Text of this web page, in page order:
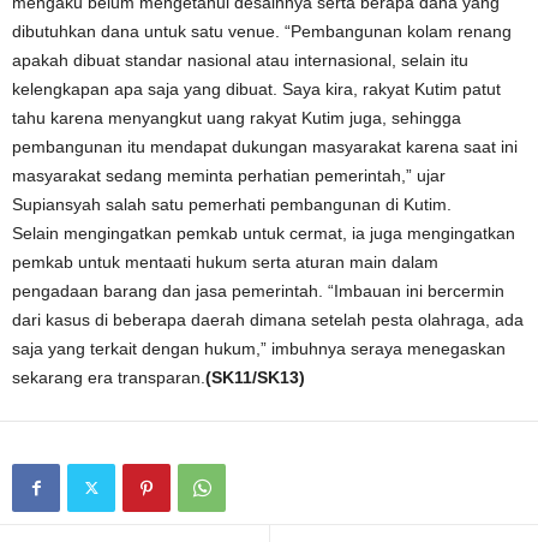
dibutuhkan dana untuk satu venue. “Pembangunan kolam renang
apakah dibuat standar nasional atau internasional, selain itu
kelengkapan apa saja yang dibuat. Saya kira, rakyat Kutim patut
tahu karena menyangkut uang rakyat Kutim juga, sehingga
pembangunan itu mendapat dukungan masyarakat karena saat ini
masyarakat sedang meminta perhatian pemerintah,” ujar
Supiansyah salah satu pemerhati pembangunan di Kutim.
Selain mengingatkan pemkab untuk cermat, ia juga mengingatkan
pemkab untuk mentaati hukum serta aturan main dalam
pengadaan barang dan jasa pemerintah. “Imbauan ini bercermin
dari kasus di beberapa daerah dimana setelah pesta olahraga, ada
saja yang terkait dengan hukum,” imbuhnya seraya menegaskan
sekarang era transparan. (SK11/SK13)